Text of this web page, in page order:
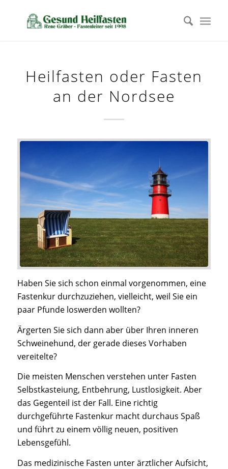
Heilfasten oder Fasten
an der Nordsee
Haben Sie sich schon einmal vorgenommen, eine
Fastenkur durchzuziehen, vielleicht, weil Sie ein
paar Pfunde loswerden wollten?
Ärgerten Sie sich dann aber über Ihren inneren
Schweinehund, der gerade dieses Vorhaben
vereitelte?
Die meisten Menschen verstehen unter Fasten
Selbstkasteiung, Entbehrung, Lustlosigkeit. Aber
das Gegenteil ist der Fall. Eine richtig
durchgeführte Fastenkur macht durchaus Spaß
und führt zu einem völlig neuen, positiven
Lebensgefühl.
Das medizinische Fasten unter ärztlicher Aufsicht,